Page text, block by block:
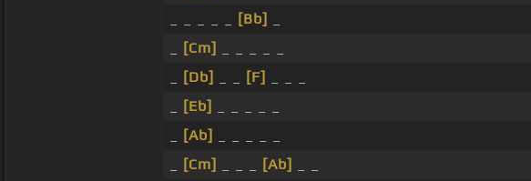
[Bb]
[Cm]
[Db] [F]
[Eb]
[Ab]
[Cm] [Ab]